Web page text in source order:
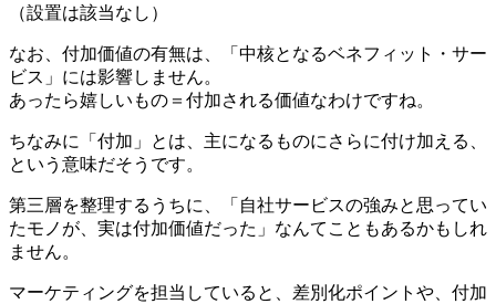
（設置は該当なし）
なお、付加価値の有無は、「中核となるベネフィット・サー
ビス」には影響しません。
あったら嬉しいもの＝付加される価値なわけですね。
ちなみに「付加」とは、主になるものにさらに付け加える、
という意味だそうです。
第三層を整理するうちに、「自社サービスの強みと思ってい
たモノが、実は付加価値だった」なんてこともあるかもしれ
ません。
マーケティングを担当していると、差別化ポイントや、付加